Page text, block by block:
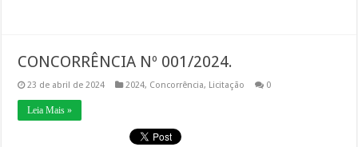
CONCORRÊNCIA Nº 001/2024.
23 de abril de 2024 2024, Concorrência, Licitação 0
Leia Mais »